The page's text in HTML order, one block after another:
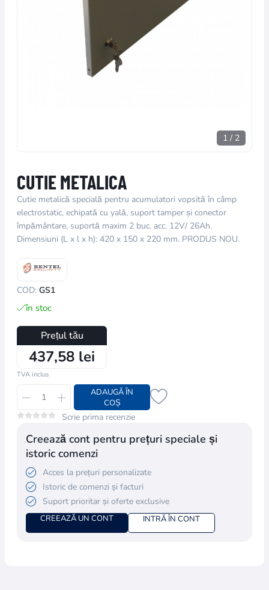
1 / 2
CUTIE METALICA
Cutie metalică specială pentru acumulatori vopsită în câmp
electrostatic, echipată cu yală, suport tamper și conector
împământare, suportă maxim 2 buc. acc. 12V/ 26Ah.
Dimensiuni (L x l x h): 420 x 150 x 220 mm. PRODUS NOU.
COD: GS1
în stoc
Prețul tău
437,58 lei
TVA inclus
ADAUGĂ ÎN
COȘ
Scrie prima recenzie
Creează cont pentru prețuri speciale și
istoric comenzi
Acces la prețuri personalizate
Istoric de comenzi și facturi
Suport prioritar și oferte exclusive
CREEAZĂ UN CONT INTRĂ ÎN CONT